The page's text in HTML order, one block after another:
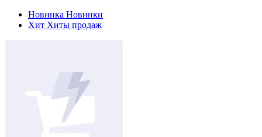
Новинка Новинки
Хит Хиты продаж